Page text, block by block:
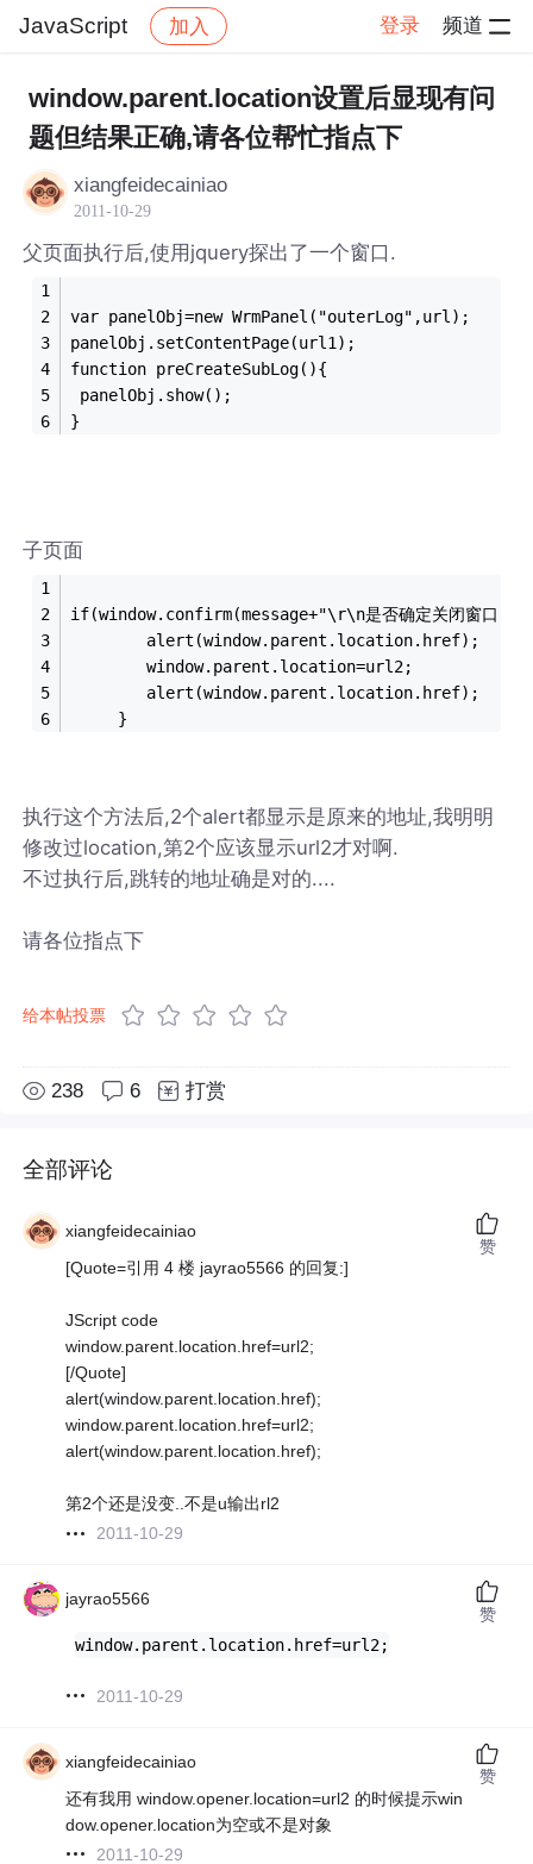
JavaScript 加入 登录 频道
社区 帖子详情
window.parent.location设置后显现有问
题但结果正确,请各位帮忙指点下
xiangfeidecainiao
2011-10-29
父页面执行后,使用jquery探出了一个窗口.
var panelObj=new WrmPanel("outerLog",url);
panelObj.setContentPage(url1);
function preCreateSubLog(){
panelObj.show();
}
子页面
if(window.confirm(message+"\r\n是否确定关闭窗口
     	alert(window.parent.location.href);
     	window.parent.location=url2;
     	alert(window.parent.location.href);
     }
执行这个方法后,2个alert都显示是原来的地址,我明明
修改过location,第2个应该显示url2才对啊.
不过执行后,跳转的地址确是对的....
请各位指点下
给本帖投票
238 6 打赏
全部评论
xiangfeidecainiao
[Quote=引用 4 楼 jayrao5566 的回复:]
JScript code
window.parent.location.href=url2;
[/Quote]
alert(window.parent.location.href);
window.parent.location.href=url2;
alert(window.parent.location.href);
第2个还是没变..不是u输出rl2
2011-10-29
赞
jayrao5566
window.parent.location.href=url2;
2011-10-29
赞
xiangfeidecainiao
还有我用 window.opener.location=url2 的时候提示win
dow.opener.location为空或不是对象
2011-10-29
赞